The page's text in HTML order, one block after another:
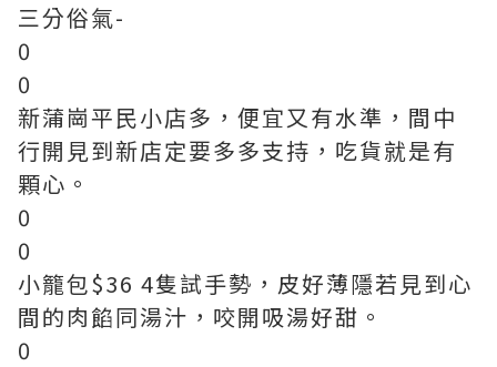
三分俗氣-
0
0
新蒲崗平民小店多，便宜又有水準，間中
行開見到新店定要多多支持，吃貨就是有
顆心。
0
0
小籠包$36 4隻試手勢，皮好薄隱若見到心
間的肉餡同湯汁，咬開吸湯好甜。
0